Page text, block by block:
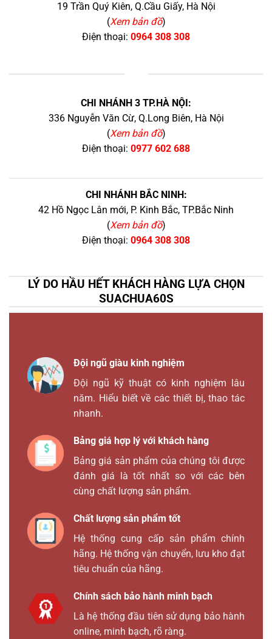
19 Trần Quý Kiên, Q.Cầu Giấy, Hà Nội
(Xem bản đồ)
Điện thoại: 0964 308 308
CHI NHÁNH 3 TP.HÀ NỘI:
336 Nguyễn Văn Cừ, Q.Long Biên, Hà Nội
(Xem bản đồ)
Điện thoại: 0977 602 688
CHI NHÁNH BẮC NINH:
42 Hồ Ngọc Lân mới, P. Kinh Bắc, TP.Bắc Ninh
(Xem bản đồ)
Điện thoại: 0964 308 308
LÝ DO HẦU HẾT KHÁCH HÀNG LỰA CHỌN
SUACHUA60S
Đội ngũ giàu kinh nghiệm
Đội ngũ kỹ thuật có kinh nghiệm lâu
năm. Hiểu biết về các thiết bị, thao tác
nhanh.
Bảng giá hợp lý với khách hàng
Bảng giá sản phẩm của chúng tôi được
đánh giá là tốt nhất so với các bên
cùng chất lượng sản phẩm.
Chất lượng sản phẩm tốt
Hệ thống cung cấp sản phẩm chính
hãng. Hệ thống vận chuyển, lưu kho đạt
tiêu chuẩn của hãng.
Chính sách bảo hành minh bạch
Là hệ thống đầu tiên sử dụng bảo hành
online, minh bạch, rõ ràng.